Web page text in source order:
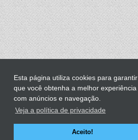
Esta página utiliza cookies para garantir
que você obtenha a melhor experiência
com anúncios e navegação.
Veja a política de privacidade
Aceito!